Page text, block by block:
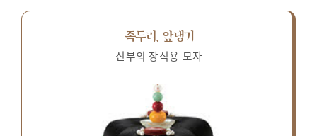
족두리, 앞댕기
신부의 장식용 모자